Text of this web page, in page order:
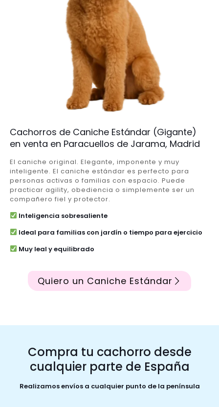
Cachorros de Caniche Estándar (Gigante)
en venta en Paracuellos de Jarama, Madrid
El caniche original. Elegante, imponente y muy
inteligente. El caniche estándar es perfecto para
personas activas o familias con espacio. Puede
practicar agility, obediencia o simplemente ser un
compañero fiel y protector.
Inteligencia sobresaliente
Ideal para familias con jardín o tiempo para ejercicio
Muy leal y equilibrado
Quiero un Caniche Estándar
Compra tu cachorro desde
cualquier parte de España
Realizamos envíos a cualquier punto de la península